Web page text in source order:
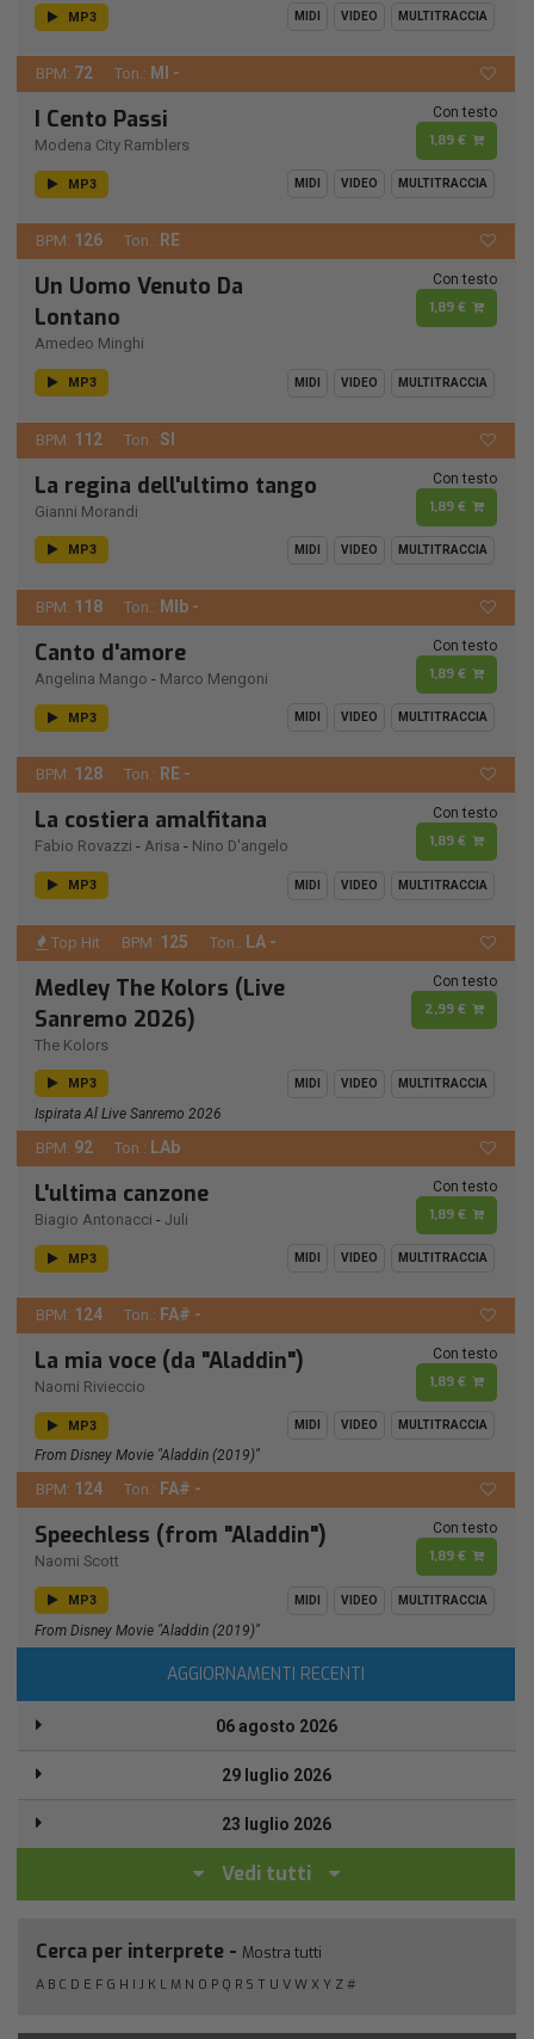
MP3 MIDI VIDEO MULTITRACCIA
BPM: 72 Ton.: MI -
I Cento Passi
Modena City Ramblers
Con testo
1,89 €
MP3 MIDI VIDEO MULTITRACCIA
BPM: 126 Ton.: RE
Un Uomo Venuto Da
Lontano
Amedeo Minghi
Con testo
1,89 €
MP3 MIDI VIDEO MULTITRACCIA
BPM: 112 Ton.: SI
La regina dell'ultimo tango
Gianni Morandi
Con testo
1,89 €
MP3 MIDI VIDEO MULTITRACCIA
BPM: 118 Ton.: MIb -
Canto d'amore
Angelina Mango - Marco Mengoni
Con testo
1,89 €
MP3 MIDI VIDEO MULTITRACCIA
BPM: 128 Ton.: RE -
La costiera amalfitana
Fabio Rovazzi - Arisa - Nino D'angelo
Con testo
1,89 €
MP3 MIDI VIDEO MULTITRACCIA
Top Hit BPM: 125 Ton.: LA -
Medley The Kolors (Live
Sanremo 2026)
The Kolors
Con testo
2,99 €
MP3 MIDI VIDEO MULTITRACCIA
Ispirata Al Live Sanremo 2026
BPM: 92 Ton.: LAb
L'ultima canzone
Biagio Antonacci - Juli
Con testo
1,89 €
MP3 MIDI VIDEO MULTITRACCIA
BPM: 124 Ton.: FA# -
La mia voce (da "Aladdin")
Naomi Rivieccio
Con testo
1,89 €
MP3 MIDI VIDEO MULTITRACCIA
From Disney Movie "Aladdin (2019)"
BPM: 124 Ton.: FA# -
Speechless (from "Aladdin")
Naomi Scott
Con testo
1,89 €
MP3 MIDI VIDEO MULTITRACCIA
From Disney Movie "Aladdin (2019)"
AGGIORNAMENTI RECENTI
06 agosto 2026
29 luglio 2026
23 luglio 2026
Vedi tutti
Cerca per interprete - Mostra tutti
A B C D E F G H I J K L M N O P Q R S T U V W X Y Z #